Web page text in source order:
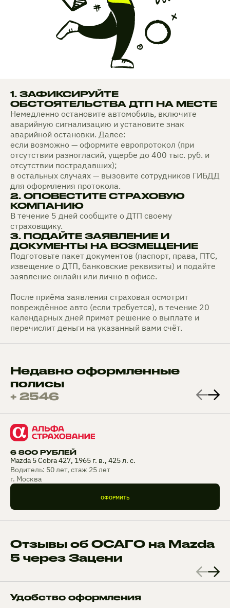
1. ЗАФИКСИРУЙТЕ
ОБСТОЯТЕЛЬСТВА ДТП НА МЕСТЕ
Немедленно остановите автомобиль, включите
аварийную сигнализацию и установите знак
аварийной остановки. Далее:
если возможно — оформите европротокол (при
отсутствии разногласий, ущербе до 400 тыс. руб. и
отсутствии пострадавших);
в остальных случаях — вызовите сотрудников ГИБДД
для оформления протокола.
2. ОПОВЕСТИТЕ СТРАХОВУЮ
КОМПАНИЮ
В течение 5 дней сообщите о ДТП своему
страховщику.
3. ПОДАЙТЕ ЗАЯВЛЕНИЕ И
ДОКУМЕНТЫ НА ВОЗМЕЩЕНИЕ
Подготовьте пакет документов (паспорт, права, ПТС,
извещение о ДТП, банковские реквизиты) и подайте
заявление онлайн или лично в офисе.
После приёма заявления страховая осмотрит
повреждённое авто (если требуется), в течение 20
календарных дней примет решение о выплате и
перечислит деньги на указанный вами счёт.
Недавно оформленные
полисы
+ 2546
6 800 РУБЛЕЙ
Mazda 5 Cobra 427, 1965 г. в., 425 л. с.
Водитель: 50 лет, стаж 25 лет
г. Москва
ОФОРМИТЬ
Отзывы об ОСАГО на Mazda
5 через Зацени
Удобство оформления